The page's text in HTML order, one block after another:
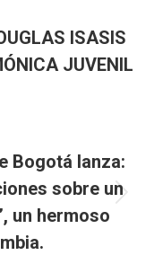
ISASIS
JUVENIL
Bogotá lanza:
sobre un
un hermoso